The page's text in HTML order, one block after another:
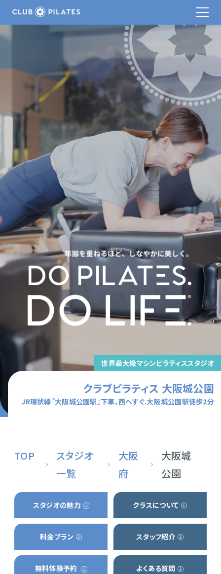
世界最大級マシンピラティススタジオ
クラブピラティス 大阪城公園
JR環状線『大阪城公園駅』下車、西へすぐ.大阪城公園駅徒歩2分
TOP
スタジオ
一覧
大阪
府
大阪城
公園
スタジオの魅力 クラスについて
料金プラン スタッフ紹介
無料体験予約 よくある質問